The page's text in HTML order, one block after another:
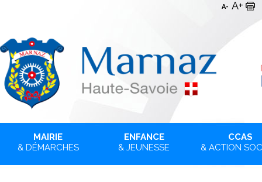
A- A+
MAIRIE
& DÉMARCHES
ENFANCE
& JEUNESSE
CCAS
& ACTION